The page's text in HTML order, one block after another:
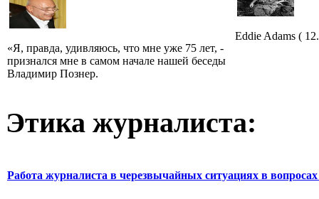
«Я, правда, удивляюсь, что мне уже 75 лет, -
признался мне в самом начале нашей беседы
Владимир Познер.
Eddie Adams (
Этика журналиста:
Работа журналиста в черезвычайных ситуациях в вопросах